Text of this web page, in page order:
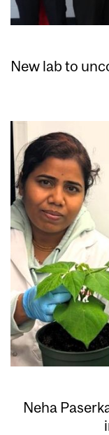
New lab to
Neha